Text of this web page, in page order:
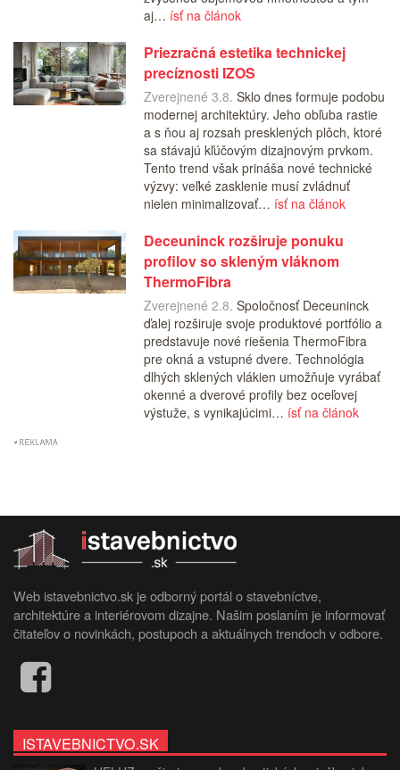
aj… ísť na článok
Priezračná estetika technickej
precíznosti IZOS
Zverejnené 3.8. Sklo dnes formuje podobu
modernej architektúry. Jeho obľuba rastie
a s ňou aj rozsah presklených plôch, ktoré
sa stávajú kľúčovým dizajnovým prvkom.
Tento trend však prináša nové technické
výzvy: veľké zasklenie musí zvládnuť
nielen minimalizovať… ísť na článok
Deceuninck rozširuje ponuku
profilov so skleným vláknom
ThermoFibra
Zverejnené 2.8. Spoločnosť Deceuninck
ďalej rozširuje svoje produktové portfólio a
predstavuje nové riešenia ThermoFibra
pre okná a vstupné dvere. Technológia
dlhých sklených vlákien umožňuje vyrábať
okenné a dverové profily bez oceľovej
výstuže, s vynikajúcimi… ísť na článok
Web istavebnictvo.sk je odborný portál o stavebníctve,
architektúre a interiérovom dizajne. Našim poslaním je informovať
čitateľov o novinkách, postupoch a aktuálnych trendoch v odbore.
ISTAVEBNICTVO.SK